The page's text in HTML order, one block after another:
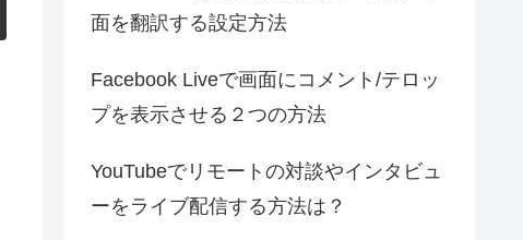
面を翻訳する設定方法
Facebook Liveで画面にコメント/テロッ
プを表示させる２つの方法
YouTubeでリモートの対談やインタビュ
ーをライブ配信する方法は？